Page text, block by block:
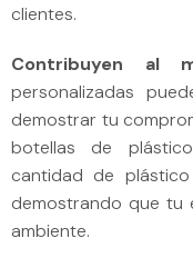
clientes.
Contribuyen al
personalizadas
demostrar tu
botellas de
cantidad de
demostrando que tu
ambiente.